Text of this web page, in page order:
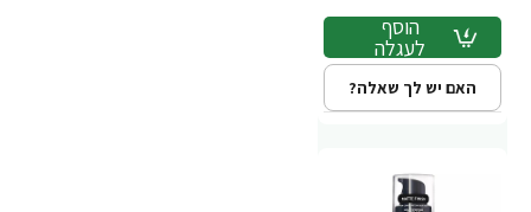
הוסף
לעגלה
האם יש לך שאלה?